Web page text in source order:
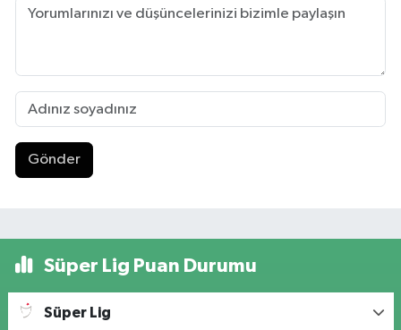
Gönder
Süper Lig Puan Durumu
Süper Lig